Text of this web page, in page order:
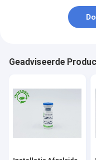
Geadviseerde